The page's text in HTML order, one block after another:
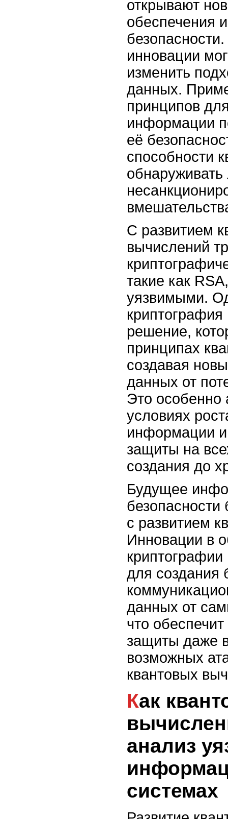
открывают
обеспечения
инновации
изменить
данных.
принципов
информации
её
способности
С развитием
вычислений
такие как
уязвимыми.
криптография
решение,
принципах
создавая
данных от
Это особенно
условиях
информации
защиты на
создания до
Будущее
безопасности
с развитием
Инновации в
криптографии
для создания
данных от
что
защиты даже
возможных
квантовых
Как квантовые
анализ
системах